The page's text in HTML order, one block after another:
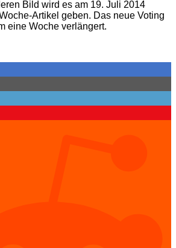
Bild wird es am 19. Juli 2014
Artikel geben. Das neue Voting
eine Woche verlängert.